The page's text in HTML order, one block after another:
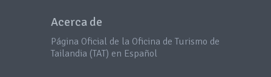
Acerca de
Página Oficial de la Oficina de Turismo de
Tailandia (TAT) en Español